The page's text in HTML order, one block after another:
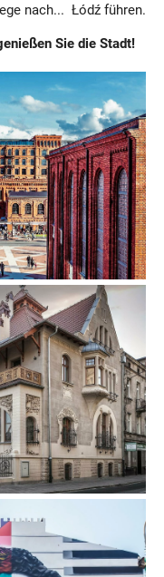
nach... Łódź führen.
Sie die Stadt!